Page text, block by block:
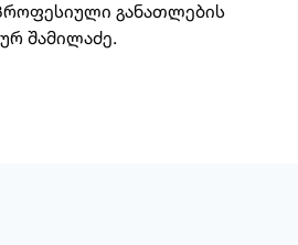
განათლების
შამილაძე.